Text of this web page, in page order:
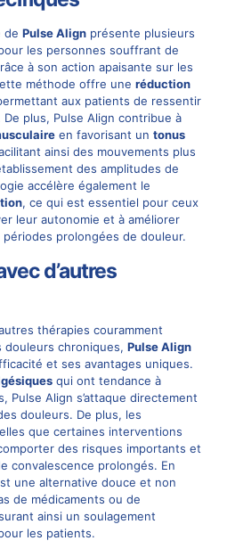
de Pulse Alignprésente plusieurs
les personnes souffrant de
à son action apaisante sur les
méthode offre une réduction
aux patients de ressentir
plus, Pulse Align contribue à
en favorisant un tonus
ainsi des mouvements plus
des amplitudes de
accélère également le
, ce qui est essentiel pour ceux
leur autonomie et à améliorer
prolongées de douleur.
d’autres
thérapies couramment
chroniques, Pulse Align
et ses avantages uniques.
qui ont tendance à
Pulse Align s’attaque directement
douleurs. De plus, les
que certaines interventions
des risques importants et
convalescence prolongés. En
une alternative douce et non
de médicaments ou de
ainsi un soulagement
les patients.